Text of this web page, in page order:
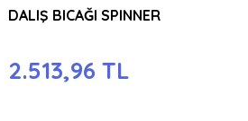
DALIŞ BICAĞI SPINNER
2.513,96 TL